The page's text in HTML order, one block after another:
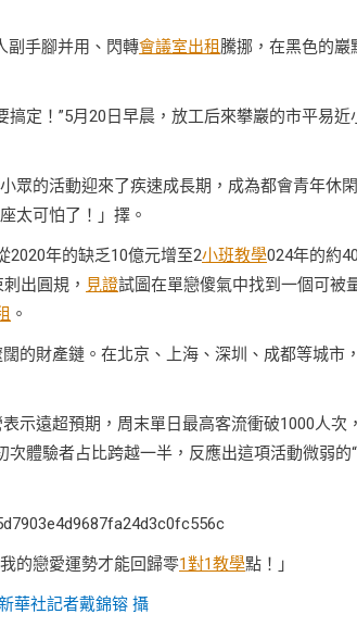
副手腳并用、閃轉會議室出租 騰挪，在黑色的巖
搞定！”5月20日早晨，放工后來攀巖的市平易近
小眾的活動迎來了疾速成長期，成為都會青年休
太可怕了！」擇。
2020年的缺乏10億元增至2小班教學024年的約40
出圓規， 見證試圖在單戀傻氣中找到一個可被
。
的財產鏈。在北京、上海、深圳、成都等城市，
示遠超預期，周末單日最高客流衝破1000人次，
體驗者占比跨越一半，反應出這項活動微弱的
的戀愛運勢才能回歸零1對1教學點！」
華社記者戴錦镕 攝